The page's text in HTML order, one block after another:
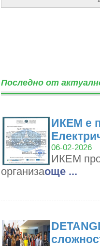
Последно от
ИКЕМ е
06-02-2026
ИКЕМ
организаoще ...